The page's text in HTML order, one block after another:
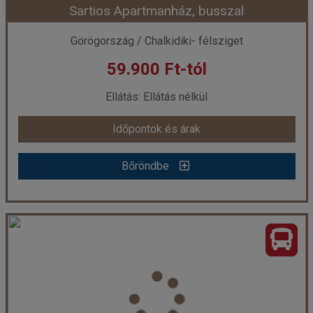
Sartios Apartmanház, busszal
Görögország / Chalkidiki- félsziget
59.900 Ft-tól
Ellátás: Ellátás nélkül
Időpontok és árak
Bőröndbe
Sartios Apartmanház, busszal
Város:Sarti
Utazás módja:Busszal
Ellátás: Ellátás nélkül